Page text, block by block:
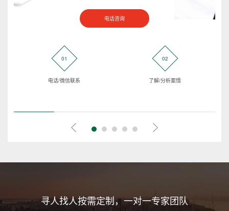
电话咨询
01
电话/微信联系
02
了解/分析案情
寻人找人按需定制，一对一专家团队